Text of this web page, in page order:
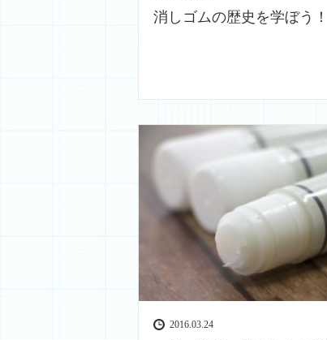
消しゴムの歴史を学ぼう！
2016.03.24